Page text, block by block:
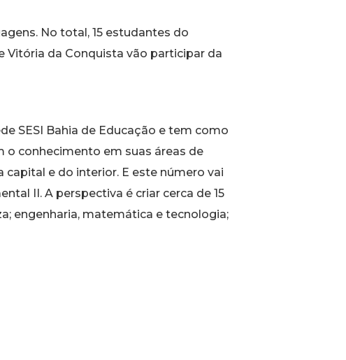
No total, 15 estudantes do
Vitória da Conquista vão participar da
SESI Bahia de Educação e tem como
o conhecimento em suas áreas de
e do interior. E este número vai
II. A perspectiva é criar cerca de 15
engenharia, matemática e tecnologia;